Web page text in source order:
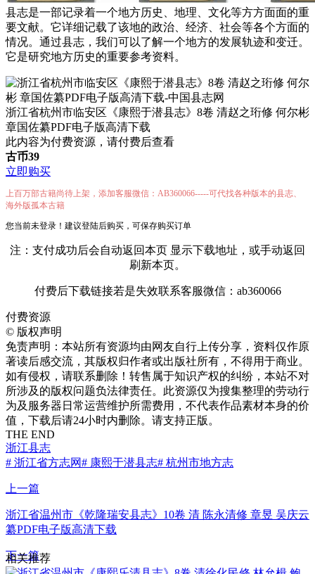
县志是一部记录着一个地方历史、地理、文化等方方面面的重
要文献。它详细记载了该地的政治、经济、社会等各个方面的
情况。通过县志，我们可以了解一个地方的发展轨迹和变迁。
它是研究地方历史的重要参考资料。
浙江省杭州市临安区《康熙于潜县志》8卷 清赵之珩修 何尔彬
章国佐纂PDF电子版高清下载
此内容为付费资源，请付费后查看
古币39
立即购买
上百万部古籍尚待上架，添加客服微信：AB360066-----可代找各种版本的县志、
海外版孤本古籍
您当前未登录！建议登陆后购买，可保存购买订单
注：支付成功后会自动返回本页 显示下载地址，或手动返回
刷新本页。
付费后下载链接若是失效联系客服微信：ab360066
付费资源
© 版权声明
免责声明：本站所有资源均由网友自行上传分享，资料仅作原
著读后感交流，其版权归作者或出版社所有，不得用于商业。
如有侵权，请联系删除！转售属于知识产权的纠纷，本站不对
所涉及的版权问题负法律责任。此资源仅为搜集整理的劳动行
为及服务器日常运营维护所需费用，不代表作品素材本身的价
值，下载后请24小时内删除。请支持正版。
THE END
浙江县志
# 浙江省方志网# 康熙于潜县志# 杭州市地方志
上一篇
浙江省温州市《乾隆瑞安县志》10卷 清 陈永清修 章昱 吴庆云
纂PDF电子版高清下载
下一篇
相关推荐